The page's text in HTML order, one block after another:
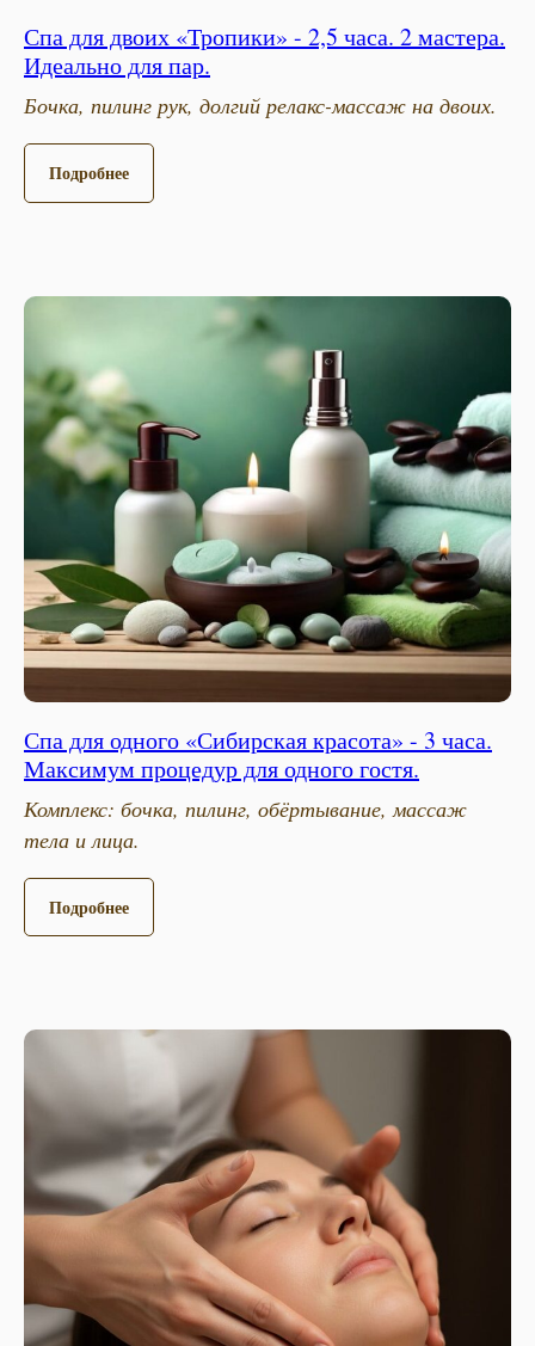
Спа для двоих «Тропики» - 2,5 часа. 2 мастера.
Идеально для пар.
Бочка, пилинг рук, долгий релакс-массаж на двоих.
Подробнее
Спа для одного «Сибирская красота» - 3 часа.
Максимум процедур для одного гостя.
Комплекс: бочка, пилинг, обёртывание, массаж
тела и лица.
Подробнее